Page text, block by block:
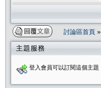
討論區首頁 »
主題服務
登入會員可以訂閱這個主題